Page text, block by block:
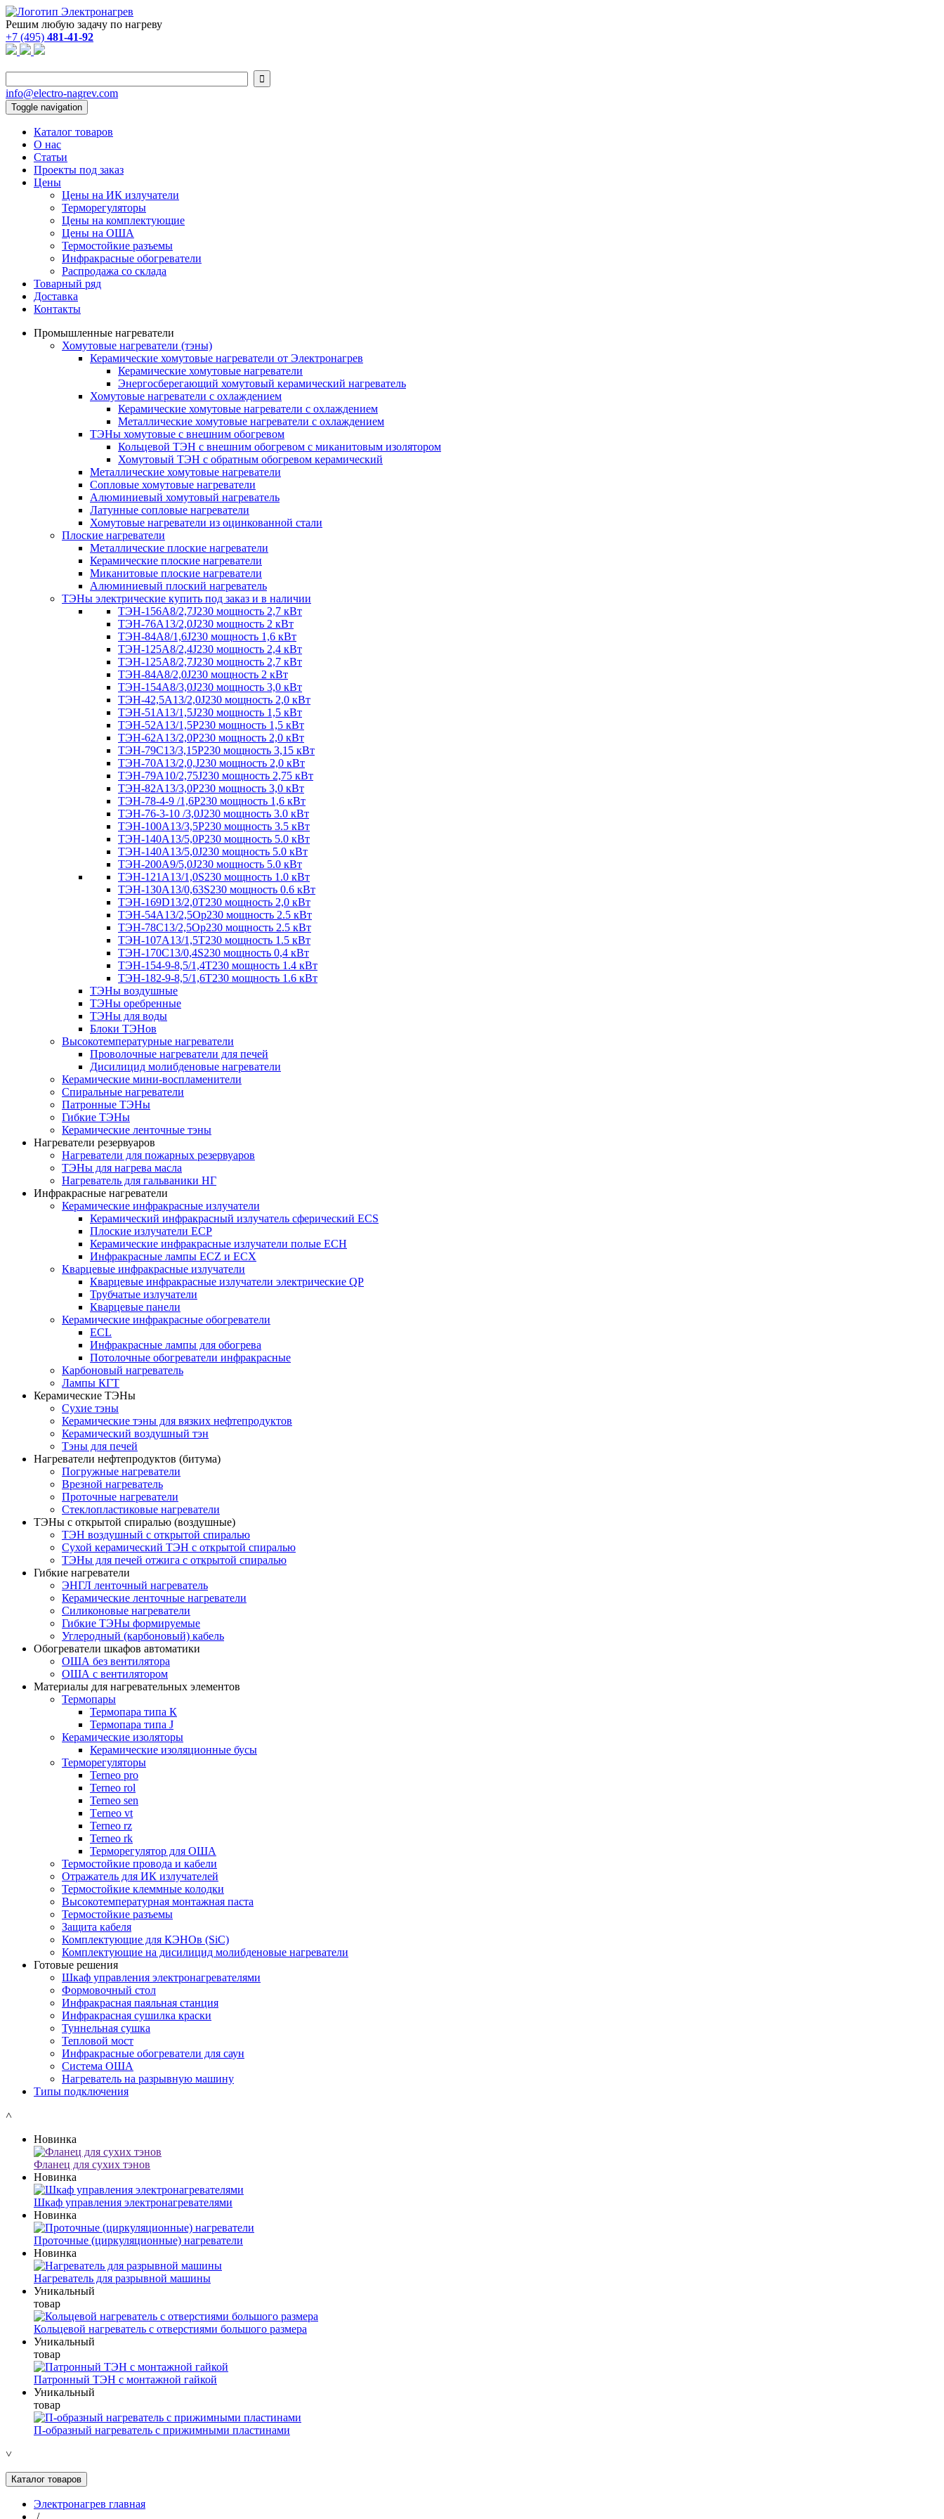
Решим любую задачу по нагреву
+7 (495) 481-41-92

info@electro-nagrev.com
Toggle navigation
Каталог товаров
О нас
Статьи
Проекты под заказ
Цены
Цены на ИК излучатели
Терморегуляторы
Цены на комплектующие
Цены на ОША
Термостойкие разъемы
Инфракрасные обогреватели
Распродажа со склада
Товарный ряд
Доставка
Контакты
Промышленные нагреватели
Хомутовые нагреватели (тэны)
Керамические хомутовые нагреватели от Электронагрев
Керамические хомутовые нагреватели
Энергосберегающий хомутовый керамический нагреватель
Хомутовые нагреватели с охлаждением
Керамические хомутовые нагреватели с охлаждением
Металлические хомутовые нагреватели с охлаждением
ТЭНы хомутовые с внешним обогревом
Кольцевой ТЭН с внешним обогревом с миканитовым изолятором
Хомутовый ТЭН с обратным обогревом керамический
Металлические хомутовые нагреватели
Сопловые хомутовые нагреватели
Алюминиевый хомутовый нагреватель
Латунные сопловые нагреватели
Хомутовые нагреватели из оцинкованной стали
Плоские нагреватели
Металлические плоские нагреватели
Керамические плоские нагреватели
Миканитовые плоские нагреватели
Алюминиевый плоский нагреватель
ТЭНы электрические купить под заказ и в наличии
ТЭН-156А8/2,7J230 мощность 2,7 кВт
ТЭН-76А13/2,0J230 мощность 2 кВт
ТЭН-84А8/1,6J230 мощность 1,6 кВт
ТЭН-125А8/2,4J230 мощность 2,4 кВт
ТЭН-125А8/2,7J230 мощность 2,7 кВт
ТЭН-84А8/2,0J230 мощность 2 кВт
ТЭН-154А8/3,0J230 мощность 3,0 кВт
ТЭН-42,5А13/2,0J230 мощность 2,0 кВт
ТЭН-51А13/1,5J230 мощность 1,5 кВт
ТЭН-52А13/1,5Р230 мощность 1,5 кВт
ТЭН-62А13/2,0Р230 мощность 2,0 кВт
ТЭН-79С13/3,15Р230 мощность 3,15 кВт
ТЭН-70А13/2,0,J230 мощность 2,0 кВт
ТЭН-79А10/2,75J230 мощность 2,75 кВт
ТЭН-82А13/3,0Р230 мощность 3,0 кВт
ТЭН-78-4-9 /1,6P230 мощность 1,6 кВт
ТЭН-76-3-10 /3,0J230 мощность 3.0 кВт
ТЭН-100А13/3,5Р230 мощность 3.5 кВт
ТЭН-140А13/5,0Р230 мощность 5.0 кВт
ТЭН-140А13/5,0J230 мощность 5.0 кВт
ТЭН-200А9/5,0J230 мощность 5.0 кВт
ТЭН-121А13/1,0S230 мощность 1.0 кВт
ТЭН-130А13/0,63S230 мощность 0.6 кВт
ТЭН-169D13/2,0T230 мощность 2,0 кВт
ТЭН-54А13/2,5Ор230 мощность 2.5 кВт
ТЭН-78С13/2,5Ор230 мощность 2.5 кВт
ТЭН-107А13/1,5Т230 мощность 1.5 кВт
ТЭН-170C13/0,4S230 мощность 0,4 кВт
ТЭН-154-9-8,5/1,4Т230 мощность 1.4 кВт
ТЭН-182-9-8,5/1,6Т230 мощность 1.6 кВт
ТЭНы воздушные
ТЭНы оребренные
ТЭНы для воды
Блоки ТЭНов
Высокотемпературные нагреватели
Проволочные нагреватели для печей
Дисилицид молибденовые нагреватели
Керамические мини-воспламенители
Спиральные нагреватели
Патронные ТЭНы
Гибкие ТЭНы
Керамические ленточные тэны
Нагреватели резервуаров
Нагреватели для пожарных резервуаров
ТЭНы для нагрева масла
Нагреватель для гальваники НГ
Инфракрасные нагреватели
Керамические инфракрасные излучатели
Керамический инфракрасный излучатель сферический ECS
Плоские излучатели ECP
Керамические инфракрасные излучатели полые ECH
Инфракрасные лампы ECZ и ECX
Кварцевые инфракрасные излучатели
Кварцевые инфракрасные излучатели электрические QP
Трубчатые излучатели
Кварцевые панели
Керамические инфракрасные обогреватели
ECL
Инфракрасные лампы для обогрева
Потолочные обогреватели инфракрасные
Карбоновый нагреватель
Лампы КГТ
Керамические ТЭНы
Сухие тэны
Керамические тэны для вязких нефтепродуктов
Керамический воздушный тэн
Тэны для печей
Нагреватели нефтепродуктов (битума)
Погружные нагреватели
Врезной нагреватель
Проточные нагреватели
Стеклопластиковые нагреватели
ТЭНы с открытой спиралью (воздушные)
ТЭН воздушный с открытой спиралью
Сухой керамический ТЭН с открытой спиралью
ТЭНы для печей отжига с открытой спиралью
Гибкие нагреватели
ЭНГЛ ленточный нагреватель
Керамические ленточные нагреватели
Силиконовые нагреватели
Гибкие ТЭНы формируемые
Углеродный (карбоновый) кабель
Обогреватели шкафов автоматики
ОША без вентилятора
ОША с вентилятором
Материалы для нагревательных элементов
Термопары
Термопара типа К
Термопара типа J
Керамические изоляторы
Керамические изоляционные бусы
Терморегуляторы
Terneo pro
Terneo rol
Terneo sen
Тerneo vt
Terneo rz
Terneo rk
Терморегулятор для ОША
Термостойкие провода и кабели
Отражатель для ИК излучателей
Термостойкие клеммные колодки
Высокотемпературная монтажная паста
Термостойкие разъемы
Защита кабеля
Комплектующие для КЭНОв (SiC)
Комплектующие на дисилицид молибденовые нагреватели
Готовые решения
Шкаф управления электронагревателями
Формовочный стол
Инфракрасная паяльная станция
Инфракрасная сушилка краски
Туннельная сушка
Тепловой мост
Инфракрасные обогреватели для саун
Система ОША
Нагреватель на разрывную машину
Типы подключения
˄
Новинка
Фланец для сухих тэнов
Новинка
Шкаф управления электронагревателями
Новинка
Проточные (циркуляционные) нагреватели
Новинка
Нагреватель для разрывной машины
Уникальный
товар
Кольцевой нагреватель с отверстиями большого размера
Уникальный
товар
Патронный ТЭН с монтажной гайкой
Уникальный
товар
П-образный нагреватель с прижимными пластинами
˅
Каталог товаров
Электронагрев главная
/